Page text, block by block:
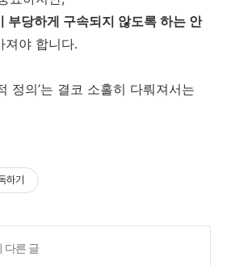
부당하게 구속되지 않도록 하는 안
져야 합니다.
정의’는 결코 소홀히 다뤄져서는
하기
다른 글